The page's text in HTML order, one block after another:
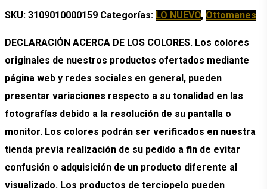
SKU: 3109010000159 Categorías: LO NUEVO, Ottomanes
DECLARACIÓN ACERCA DE LOS COLORES. Los colores
originales de nuestros productos ofertados mediante
página web y redes sociales en general, pueden
presentar variaciones respecto a su tonalidad en las
fotografías debido a la resolución de su pantalla o
monitor. Los colores podrán ser verificados en nuestra
tienda previa realización de su pedido a fin de evitar
confusión o adquisición de un producto diferente al
visualizado. Los productos de terciopelo pueden